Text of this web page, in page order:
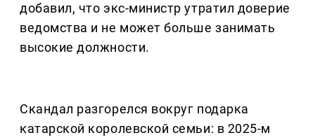
добавил, что экс-министр утратил доверие
ведомства и не может больше занимать
высокие должности.
Скандал разгорелся вокруг подарка
катарской королевской семьи: в 2025-м